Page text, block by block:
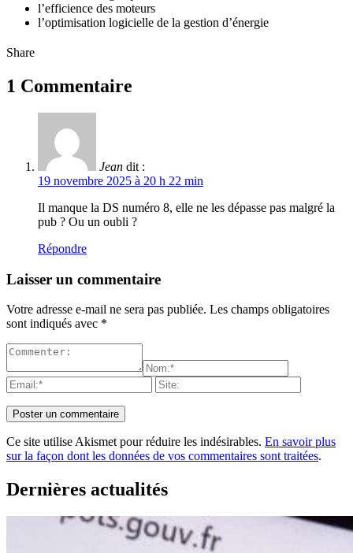
l’efficience des moteurs
l’optimisation logicielle de la gestion d’énergie
Share
1 Commentaire
Jean dit :
19 novembre 2025 à 20 h 22 min
Il manque la DS numéro 8, elle ne les dépasse pas malgré la
pub ? Ou un oubli ?
Répondre
Laisser un commentaire
Votre adresse e-mail ne sera pas publiée. Les champs obligatoires
sont indiqués avec *
Ce site utilise Akismet pour réduire les indésirables. En savoir plus
sur la façon dont les données de vos commentaires sont traitées.
Dernières actualités